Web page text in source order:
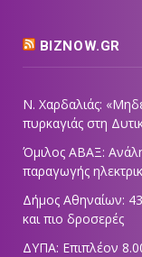
BIZNOW.GR
Ν. Χαρδαλιάς:
πυρκαγιάς στη
Όμιλος ΑΒΑΞ:
παραγωγής
Δήμος Αθηναίων: 43
και πιο δροσερές
ΔΥΠΑ: Επιπλέον